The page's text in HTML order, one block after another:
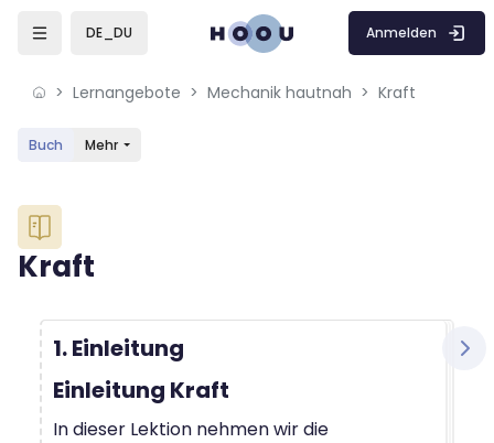
Skip to sidebar navigation menu
Skip to mobile navigation menu
Skip to sidebar hidden blocks
DE_DU Anmelden
Lernangebote Mechanik hautnah Kraft
Buch Mehr
Blöcke
Kraft
Blöcke
Abschlussbedingungen
1. Einleitung
Einleitung Kraft
In dieser Lektion nehmen wir die